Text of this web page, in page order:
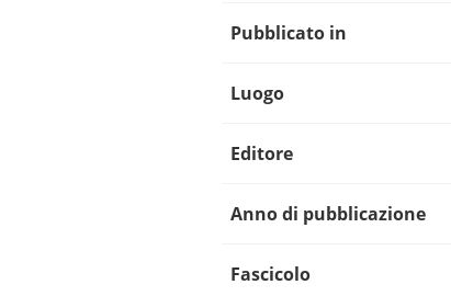
Pubblicato in
Luogo
Editore
Anno di pubblicazione
Fascicolo